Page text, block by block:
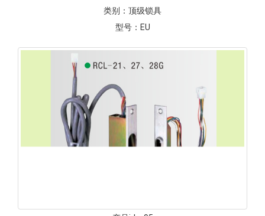
类别： 顶级锁具
型号： EU